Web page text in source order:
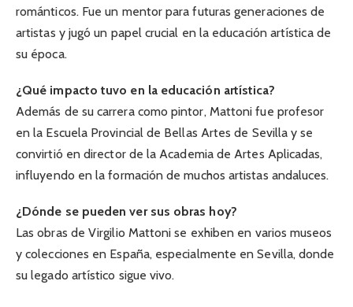
románticos. Fue un mentor para futuras generaciones de
artistas y jugó un papel crucial en la educación artística de
su época.
¿Qué impacto tuvo en la educación artística?
Además de su carrera como pintor, Mattoni fue profesor
en la Escuela Provincial de Bellas Artes de Sevilla y se
convirtió en director de la Academia de Artes Aplicadas,
influyendo en la formación de muchos artistas andaluces.
¿Dónde se pueden ver sus obras hoy?
Las obras de Virgilio Mattoni se exhiben en varios museos
y colecciones en España, especialmente en Sevilla, donde
su legado artístico sigue vivo.